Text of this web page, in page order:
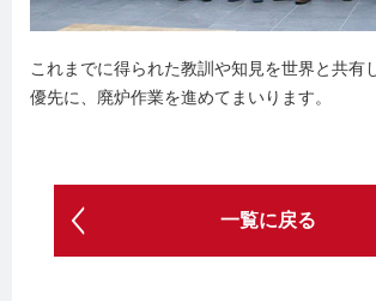
これまでに得られた教訓や知見を世界と共有
優先に、廃炉作業を進めてまいります。
一覧に戻る